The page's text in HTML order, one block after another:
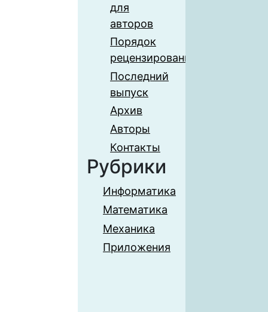
для
авторов
Порядок
рецензирования
Последний
выпуск
Архив
Авторы
Контакты
Рубрики
Информатика
Математика
Механика
Приложения